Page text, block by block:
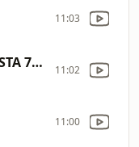
11:03
CREDITO REACTIVA HASTA 700MIL 11:02
11:00